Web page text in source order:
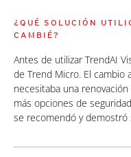
¿QUÉ SOLUCIÓN
CAMBIÉ?
Antes de utilizar TrendAI
de Trend Micro. El cambio
necesitaba una
más opciones de
se recomendó y